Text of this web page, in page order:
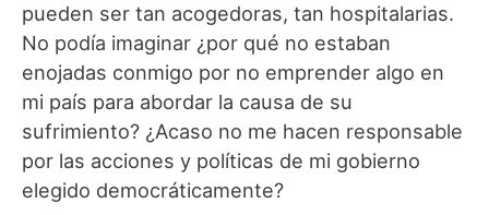
pueden ser tan acogedoras, tan hospitalarias.
No podía imaginar ¿por qué no estaban
enojadas conmigo por no emprender algo en
mi país para abordar la causa de su
sufrimiento? ¿Acaso no me hacen responsable
por las acciones y políticas de mi gobierno
elegido democráticamente?